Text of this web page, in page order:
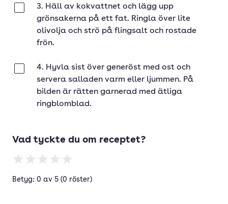
3. Häll av kokvattnet och lägg upp
grönsakerna på ett fat. Ringla över lite
olivolja och strö på flingsalt och rostade
frön.
4. Hyvla sist över generöst med ost och
servera salladen varm eller ljummen. På
bilden är rätten garnerad med ätliga
ringblomblad.
Vad tyckte du om receptet?
Betyg: 0 av 5 (0 röster)